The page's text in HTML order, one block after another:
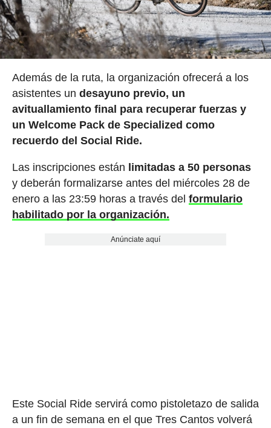
Además de la ruta, la organización ofrecerá a los
asistentes un desayuno previo, un
avituallamiento final para recuperar fuerzas y
un Welcome Pack de Specialized como
recuerdo del Social Ride.
Las inscripciones están limitadas a 50 personas
y deberán formalizarse antes del miércoles 28 de
enero a las 23:59 horas a través del formulario
habilitado por la organización.
Anúnciate aquí
Este Social Ride servirá como pistoletazo de salida
a un fin de semana en el que Tres Cantos volverá